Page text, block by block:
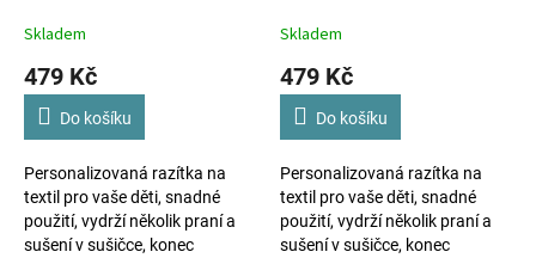
Skladem
479 Kč
Do košíku
Personalizovaná razítka na
textil pro vaše děti, snadné
použití, vydrží několik praní a
sušení v sušičce, konec
Skladem
479 Kč
Do košíku
Personalizovaná razítka na
textil pro vaše děti, snadné
použití, vydrží několik praní a
sušení v sušičce, konec